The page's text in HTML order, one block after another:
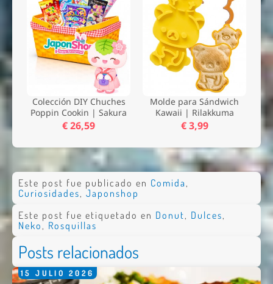
Colección DIY Chuches
Poppin Cookin | Sakura
€ 26,59
Molde para Sándwich
Kawaii | Rilakkuma
€ 3,99
Este post fue publicado en Comida ,
Curiosidades, Japonshop
Este post fue etiquetado en Donut, Dulces,
Neko , Rosquillas
Posts relacionados
15 JULIO 2026